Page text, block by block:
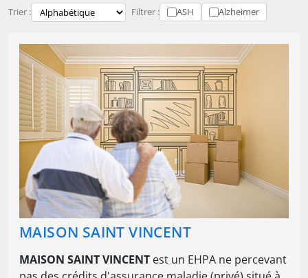
Trier : Filtrer : ASH Alzheimer
MAISON SAINT VINCENT
MAISON SAINT VINCENT est un EHPA ne percevant